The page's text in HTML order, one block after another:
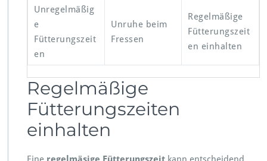
Unregelmäßig
e
Fütterungszeit
en
Unruhe beim
Fressen
Regelmäßige
Fütterungszeit
en einhalten
Regelmäßige
Fütterungszeiten
einhalten